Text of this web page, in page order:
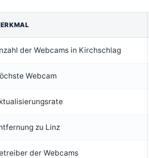
der Webcams in Kirchschlag
Webcam
zu Linz
der Webcams